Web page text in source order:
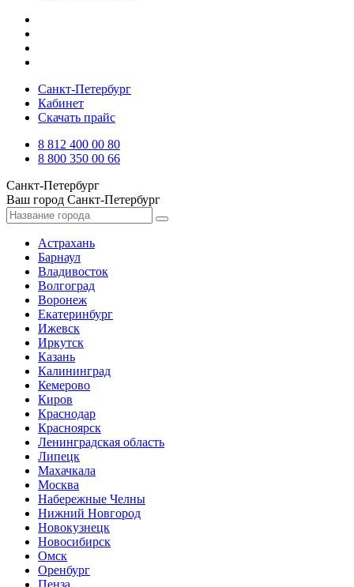
Санкт-Петербург
Кабинет
Скачать прайс
8 812 400 00 80
8 800 350 00 66
Санкт-Петербург
Ваш город Санкт-Петербург
Астрахань
Барнаул
Владивосток
Волгоград
Воронеж
Екатеринбург
Ижевск
Иркутск
Казань
Калининград
Кемерово
Киров
Краснодар
Красноярск
Ленинградская область
Липецк
Махачкала
Москва
Набережные Челны
Нижний Новгород
Новокузнецк
Новосибирск
Омск
Оренбург
Пенза